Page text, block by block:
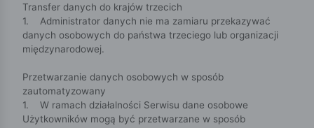
Transfer danych do krajów trzecich
1. Administrator danych nie ma zamiaru przekazywać
danych osobowych do państwa trzeciego lub organizacji
międzynarodowej.
Przetwarzanie danych osobowych w sposób
zautomatyzowany
1. W ramach działalności Serwisu dane osobowe
Użytkowników mogą być przetwarzane w sposób